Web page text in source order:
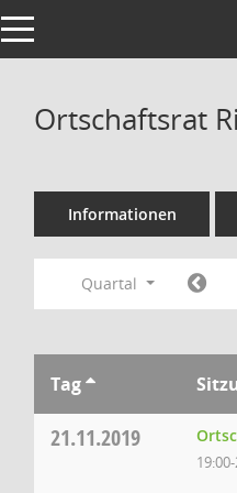
Toggle navigation
Ortschaftsrat
Informationen
Quartal
Tag
21.11.2019